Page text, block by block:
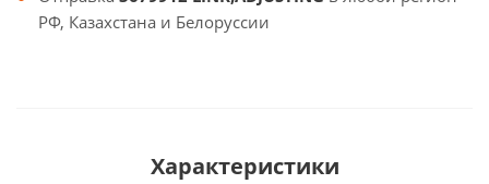
РФ, Казахстана и Белоруссии
Характеристики